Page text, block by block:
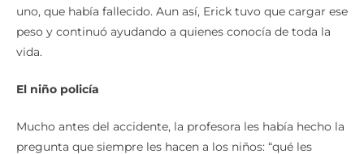
uno, que había fallecido. Aun así, Erick tuvo que cargar ese
peso y continuó ayudando a quienes conocía de toda la
vida.
El niño policía
Mucho antes del accidente, la profesora les había hecho la
pregunta que siempre les hacen a los niños: “qué les